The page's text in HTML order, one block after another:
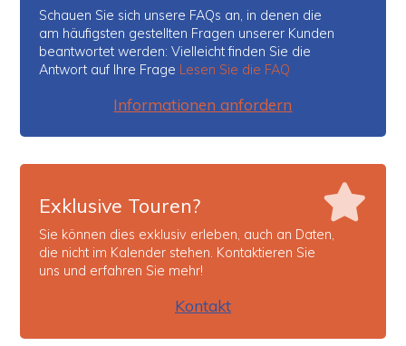
Schauen Sie sich unsere FAQs an, in denen die
am häufigsten gestellten Fragen unserer Kunden
beantwortet werden: Vielleicht finden Sie die
Antwort auf Ihre Frage Lesen Sie die FAQ
Informationen anfordern
Exklusive Touren?
Sie können dies exklusiv erleben, auch an Daten,
die nicht im Kalender stehen. Kontaktieren Sie
uns und erfahren Sie mehr!
Kontakt